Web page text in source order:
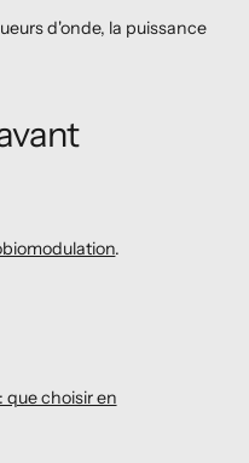
d'onde, la puissance
.
que choisir en